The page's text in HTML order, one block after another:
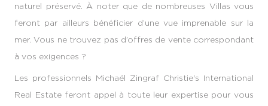
naturel préservé. À noter que de nombreuses Villas vous
feront par ailleurs bénéficier d’une vue imprenable sur la
mer. Vous ne trouvez pas d’offres de vente correspondant
à vos exigences ?
Les professionnels Michaël Zingraf Christie's International
Real Estate feront appel à toute leur expertise pour vous